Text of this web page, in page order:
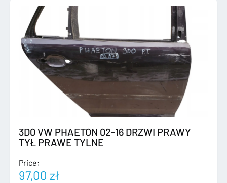
3D0 VW PHAETON 02-16 DRZWI PRAWY
TYŁ PRAWE TYLNE
Price:
97,00 zł